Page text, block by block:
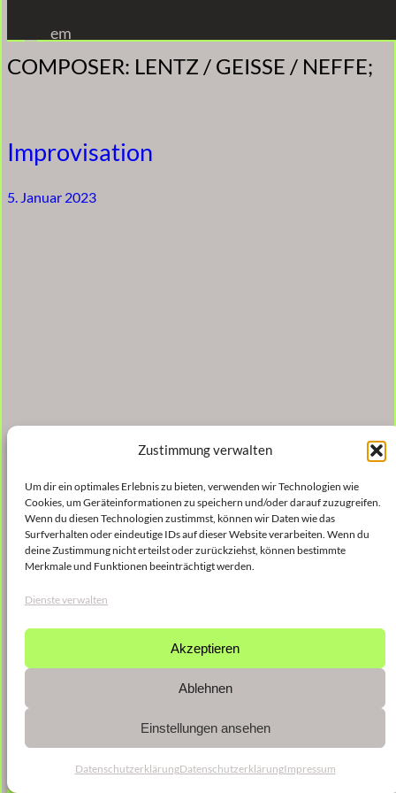
Zustimmung verwalten
Um dir ein optimales Erlebnis zu bieten, verwenden wir Technologien wie
Cookies, um Geräteinformationen zu speichern und/oder darauf zuzugreifen.
Wenn du diesen Technologien zustimmst, können wir Daten wie das
Surfverhalten oder eindeutige IDs auf dieser Website verarbeiten. Wenn du
deine Zustimmung nicht erteilst oder zurückziehst, können bestimmte
Merkmale und Funktionen beeinträchtigt werden.
Dienste verwalten
Akzeptieren
Ablehnen
Einstellungen ansehen
DatenschutzerklärungDatenschutzerklärungImpressum
Inhalt
springen
em
COMPOSER: LENTZ / GEISSE / NEFFE;
Improvisation
5. Januar 2023